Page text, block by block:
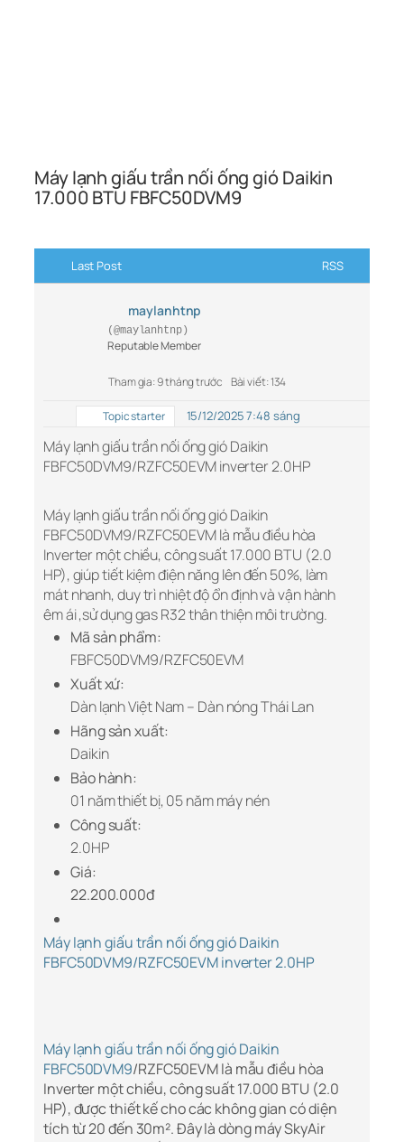
Máy lạnh giấu trần nối ống gió Daikin
17.000 BTU FBFC50DVM9
Last Post RSS
maylanhtnp
(@maylanhtnp)
Reputable Member
Tham gia: 9 tháng trước Bài viết: 134
Topic starter 15/12/2025 7:48 sáng
Máy lạnh giấu trần nối ống gió Daikin
FBFC50DVM9/RZFC50EVM inverter 2.0HP
Máy lạnh giấu trần nối ống gió Daikin
FBFC50DVM9/RZFC50EVM là mẫu điều hòa
Inverter một chiều, công suất 17.000 BTU (2.0
HP), giúp tiết kiệm điện năng lên đến 50%, làm
mát nhanh, duy trì nhiệt độ ổn định và vận hành
êm ái ,sử dụng gas R32 thân thiện môi trường.
Mã sản phẩm:
FBFC50DVM9/RZFC50EVM
Xuất xứ:
Dàn lạnh Việt Nam – Dàn nóng Thái Lan
Hãng sản xuất:
Daikin
Bảo hành:
01 năm thiết bị, 05 năm máy nén
Công suất:
2.0HP
Giá:
22.200.000đ
Máy lạnh giấu trần nối ống gió Daikin
FBFC50DVM9/RZFC50EVM inverter 2.0HP
Máy lạnh giấu trần nối ống gió Daikin
FBFC50DVM9/RZFC50EVM là mẫu điều hòa
Inverter một chiều, công suất 17.000 BTU (2.0
HP), được thiết kế cho các không gian có diện
tích từ 20 đến 30m². Đây là dòng máy SkyAir